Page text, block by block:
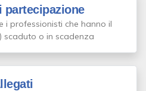
partecipazione
i professionisti che hanno il
scaduto o in scadenza